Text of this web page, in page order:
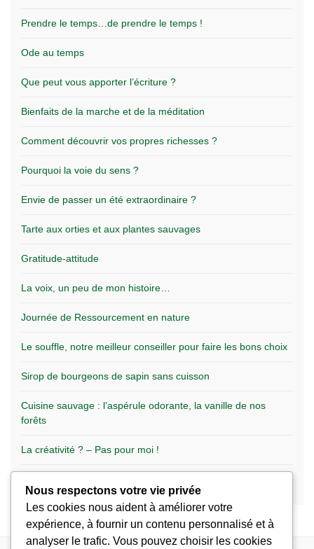
Prendre le temps…de prendre le temps !
Ode au temps
Que peut vous apporter l’écriture ?
Bienfaits de la marche et de la méditation
Comment découvrir vos propres richesses ?
Pourquoi la voie du sens ?
Envie de passer un été extraordinaire ?
Tarte aux orties et aux plantes sauvages
Gratitude-attitude
La voix, un peu de mon histoire…
Journée de Ressourcement en nature
Le souffle, notre meilleur conseiller pour faire les bons choix
Sirop de bourgeons de sapin sans cuisson
Cuisine sauvage : l’aspérule odorante, la vanille de nos
forêts
La créativité ? – Pas pour moi !
Nous respectons votre vie privée
Les cookies nous aident à améliorer votre
expérience, à fournir un contenu personnalisé et à
analyser le trafic. Vous pouvez choisir les cookies